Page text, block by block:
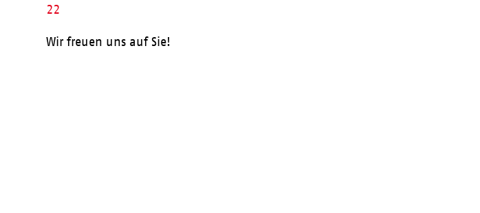
22
Wir freuen uns auf Sie!